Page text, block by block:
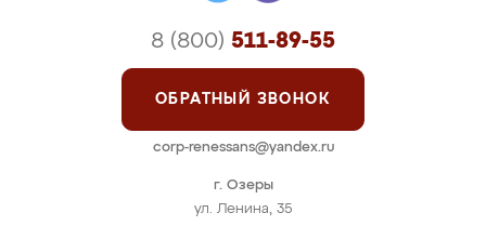
г. Озеры
ул. Ленина, 35
8 (800) 511-89-55
ОБРАТНЫЙ ЗВОНОК
corp-renessans@yandex.ru